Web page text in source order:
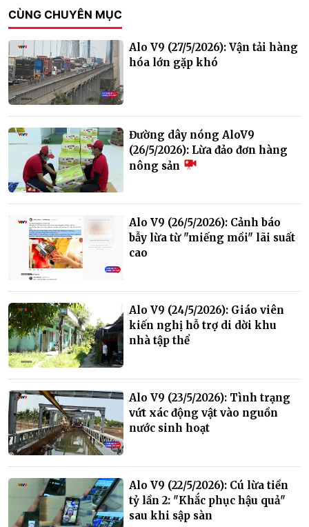
CÙNG CHUYÊN MỤC
Alo V9 (27/5/2026): Vận tải hàng
hóa lớn gặp khó
Đường dây nóng AloV9
(26/5/2026): Lừa đảo đơn hàng
nông sản
Alo V9 (26/5/2026): Cảnh báo
bẫy lừa từ "miếng mồi" lãi suất
cao
Alo V9 (24/5/2026): Giáo viên
kiến nghị hỗ trợ di dời khu
nhà tập thể
Alo V9 (23/5/2026): Tình trạng
vứt xác động vật vào nguồn
nước sinh hoạt
Alo V9 (22/5/2026): Cú lừa tiền
tỷ lần 2: "Khắc phục hậu quả"
sau khi sập sàn